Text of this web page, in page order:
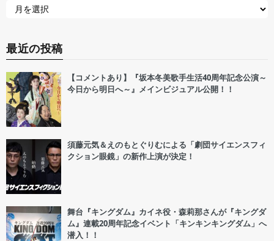
最近の投稿
【コメントあり】『坂本冬美歌手生活40周年記念公演～
今日から明日へ～』メインビジュアル公開！！
須藤元気＆えのもとぐりむによる「劇団サイエンスフィ
クション眼鏡」の新作上演が決定！
舞台『キングダム』カイネ役・森莉那さんが『キングダ
ム』連載20周年記念イベント「キンキンキングダム」へ
潜入！！